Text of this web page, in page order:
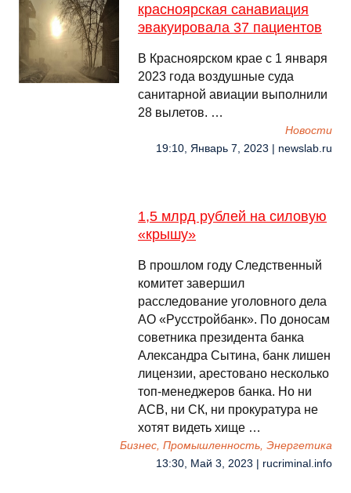
красноярская санавиация
эвакуировала 37 пациентов
В Красноярском крае с 1 января
2023 года воздушные суда
санитарной авиации выполнили
28 вылетов. …
Новости
19:10, Январь 7, 2023 | newslab.ru
1,5 млрд рублей на силовую
«крышу»
В прошлом году Следственный
комитет завершил
расследование уголовного дела
АО «Русстройбанк». По доносам
советника президента банка
Александра Сытина, банк лишен
лицензии, арестовано несколько
топ-менеджеров банка. Но ни
АСВ, ни СК, ни прокуратура не
хотят видеть хище …
Бизнес, Промышленность, Энергетика
13:30, Май 3, 2023 | rucriminal.info